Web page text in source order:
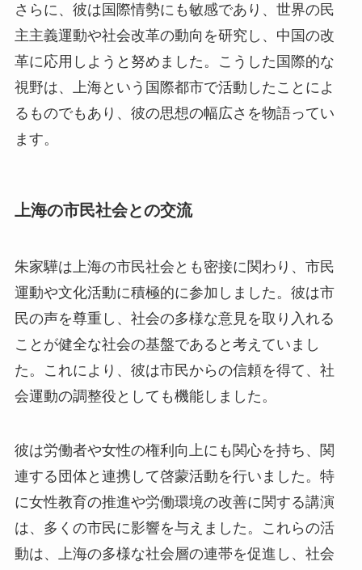
さらに、彼は国際情勢にも敏感であり、世界の民
主主義運動や社会改革の動向を研究し、中国の改
革に応用しようと努めました。こうした国際的な
視野は、上海という国際都市で活動したことによ
るものでもあり、彼の思想の幅広さを物語ってい
ます。
上海の市民社会との交流
朱家驊は上海の市民社会とも密接に関わり、市民
運動や文化活動に積極的に参加しました。彼は市
民の声を尊重し、社会の多様な意見を取り入れる
ことが健全な社会の基盤であると考えていまし
た。これにより、彼は市民からの信頼を得て、社
会運動の調整役としても機能しました。
彼は労働者や女性の権利向上にも関心を持ち、関
連する団体と連携して啓蒙活動を行いました。特
に女性教育の推進や労働環境の改善に関する講演
は、多くの市民に影響を与えました。これらの活
動は、上海の多様な社会層の連帯を促進し、社会